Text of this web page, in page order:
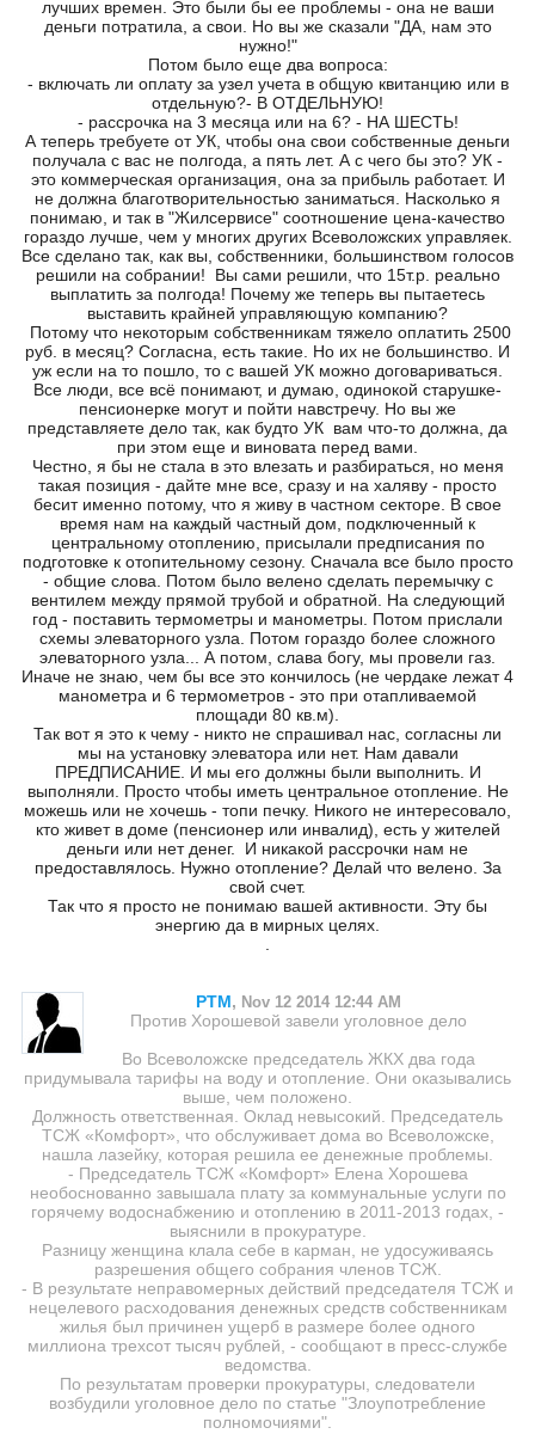
лучших времен. Это были бы ее проблемы - она не ваши
деньги потратила, а свои. Но вы же сказали "ДА, нам это
нужно!"
Потом было еще два вопроса:
- включать ли оплату за узел учета в общую квитанцию или в
отдельную?- В ОТДЕЛЬНУЮ!
- рассрочка на 3 месяца или на 6? - НА ШЕСТЬ!
А теперь требуете от УК, чтобы она свои собственные деньги
получала с вас не полгода, а пять лет. А с чего бы это? УК -
это коммерческая организация, она за прибыль работает. И
не должна благотворительностью заниматься. Насколько я
понимаю, и так в "Жилсервисе" соотношение цена-качество
гораздо лучше, чем у многих других Всеволожских управляек.
Все сделано так, как вы, собственники, большинством голосов
решили на собрании! Вы сами решили, что 15т.р. реально
выплатить за полгода! Почему же теперь вы пытаетесь
выставить крайней управляющую компанию?
Потому что некоторым собственникам тяжело оплатить 2500
руб. в месяц? Согласна, есть такие. Но их не большинство. И
уж если на то пошло, то с вашей УК можно договариваться.
Все люди, все всё понимают, и думаю, одинокой старушке-
пенсионерке могут и пойти навстречу. Но вы же
представляете дело так, как будто УК вам что-то должна, да
при этом еще и виновата перед вами.
Честно, я бы не стала в это влезать и разбираться, но меня
такая позиция - дайте мне все, сразу и на халяву - просто
бесит именно потому, что я живу в частном секторе. В свое
время нам на каждый частный дом, подключенный к
центральному отоплению, присылали предписания по
подготовке к отопительному сезону. Сначала все было просто
- общие слова. Потом было велено сделать перемычку с
вентилем между прямой трубой и обратной. На следующий
год - поставить термометры и манометры. Потом прислали
схемы элеваторного узла. Потом гораздо более сложного
элеваторного узла... А потом, слава богу, мы провели газ.
Иначе не знаю, чем бы все это кончилось (не чердаке лежат 4
манометра и 6 термометров - это при отапливаемой
площади 80 кв.м).
Так вот я это к чему - никто не спрашивал нас, согласны ли
мы на установку элеватора или нет. Нам давали
ПРЕДПИСАНИЕ. И мы его должны были выполнить. И
выполняли. Просто чтобы иметь центральное отопление. Не
можешь или не хочешь - топи печку. Никого не интересовало,
кто живет в доме (пенсионер или инвалид), есть у жителей
деньги или нет денег. И никакой рассрочки нам не
предоставлялось. Нужно отопление? Делай что велено. За
свой счет.
Так что я просто не понимаю вашей активности. Эту бы
энергию да в мирных целях.
.
PTM, Nov 12 2014 12:44 AM
Против Хорошевой завели уголовное дело
Во Всеволожске председатель ЖКХ два года
придумывала тарифы на воду и отопление. Они оказывались
выше, чем положено.
Должность ответственная. Оклад невысокий. Председатель
ТСЖ «Комфорт», что обслуживает дома во Всеволожске,
нашла лазейку, которая решила ее денежные проблемы.
- Председатель ТСЖ «Комфорт» Елена Хорошева
необоснованно завышала плату за коммунальные услуги по
горячему водоснабжению и отоплению в 2011-2013 годах, -
выяснили в прокуратуре.
Разницу женщина клала себе в карман, не удосуживаясь
разрешения общего собрания членов ТСЖ.
- В результате неправомерных действий председателя ТСЖ и
нецелевого расходования денежных средств собственникам
жилья был причинен ущерб в размере более одного
миллиона трехсот тысяч рублей, - сообщают в пресс-службе
ведомства.
По результатам проверки прокуратуры, следователи
возбудили уголовное дело по статье "Злоупотребление
полномочиями".